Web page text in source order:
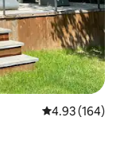
從 164 則評價
4.93 (164)